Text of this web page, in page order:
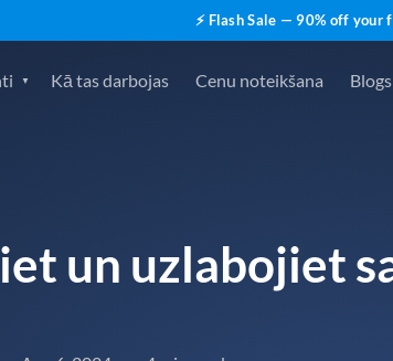
⚡ Flash Sale — 90% off your
Kā tas darbojas Cenu noteikšana Blogs
un uzlabojiet